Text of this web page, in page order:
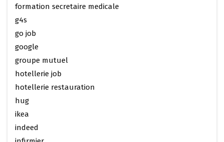
formation secretaire medicale
g4s
go job
google
groupe mutuel
hotellerie job
hotellerie restauration
hug
ikea
indeed